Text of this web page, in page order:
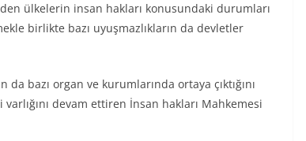
ülkelerin insan hakları konusundaki durumları
birlikte bazı uyuşmazlıkların da devletler
bazı organ ve kurumlarında ortaya çıktığını
devam ettiren İnsan hakları Mahkemesi